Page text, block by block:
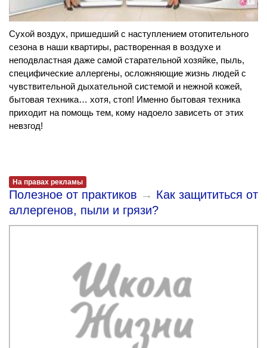
Сухой воздух, пришедший с наступлением отопительного
сезона в наши квартиры, растворенная в воздухе и
неподвластная даже самой старательной хозяйке, пыль,
специфические аллергены, осложняющие жизнь людей с
чувствительной дыхательной системой и нежной кожей,
бытовая техника… хотя, стоп! Именно бытовая техника
приходит на помощь тем, кому надоело зависеть от этих
невзгод!
На правах рекламы
Полезное от практиков → Как защититься от
аллергенов, пыли и грязи?